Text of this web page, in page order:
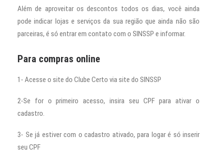
Além de aproveitar os descontos todos os dias, você ainda
pode indicar lojas e serviços da sua região que ainda não são
parceiras, é só entrar em contato com o SINSSP e informar.
Para compras online
1- Acesse o site do Clube Certo via site do SINSSP
2-Se for o primeiro acesso, insira seu CPF para ativar o
cadastro.
3- Se já estiver com o cadastro ativado, para logar é só inserir
seu CPF